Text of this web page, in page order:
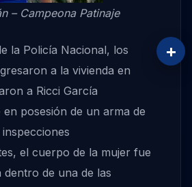
– Campeona Patinaje
la Policía Nacional, los
a la vivienda en
a Ricci García
posesión de un arma de
el cuerpo de la mujer fue
dentro de una de las
+